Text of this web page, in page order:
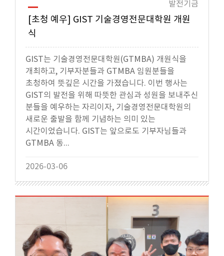
[초청 예우] GIST 기술경영전문대학원 개원
식
GIST는 기술경영전문대학원(GTMBA) 개원식을
개최하고, 기부자분들과 GTMBA 임원분들을
초청하여 뜻깊은 시간을 가졌습니다. 이번 행사는
GIST의 발전을 위해 따뜻한 관심과 성원을 보내주신
분들을 예우하는 자리이자, 기술경영전문대학원의
새로운 출발을 함께 기념하는 의미 있는
시간이었습니다. GIST는 앞으로도 기부자님들과
GTMBA 동...
2026-03-06
발전기금